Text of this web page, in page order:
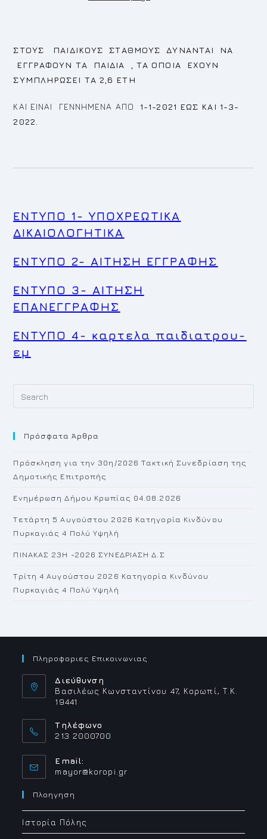
ΣΤΟΥΣ ΠΑΙΔΙΚΟΥΣ ΣΤΑΘΜΟΥΣ ΔΥΝΑΝΤΑΙ ΝΑ
ΕΓΓΡΑΦΟΥΝ ΤΑ ΠΑΙΔΙΑ , ΤΑ ΟΠΟΙΑ ΕΧΟΥΝ
ΣΥΜΠΛΗΡΩΣΕΙ ΤΑ 2,6 ΕΤΗ
ΚΑΙ ΕΙΝΑΙ ΓΕΝΝΗΜΕΝΑ ΑΠΟ
1-1-2021 ΕΩΣ ΚΑΙ 1-3-
2022.
ΕΝΤΥΠΟ 1- ΥΠΟΧΡΕΩΤΙΚΑ
ΔΙΚΑΙΟΛΟΓΗΤΙΚΑ
ENTYΠΟ 2- ΑΙΤΗΣΗ ΕΓΓΡΑΦΗΣ
ΕΝΤΥΠΟ 3- ΑΙΤΗΣΗ
ΕΠΑΝΕΓΓΡΑΦΗΣ
ΕΝΤΥΠΟ 4- καρτελα παιδιατρου-
εμ
Πρόσφατα Άρθρα
Πρόσκληση για την 30η/2026 Τακτική Συνεδρίαση της
Δημοτικής Επιτροπής
Ενημέρωση Δήμου Κρωπίας 04.08.2026
Τετάρτη 5 Αυγούστου 2026 Κατηγορία Κινδύνου
Πυρκαγιάς 4 Πολύ Υψηλή
ΠΙΝΑΚΑΣ 23H -2026 ΣΥΝΕΔΡΙΑΣΗ Δ.Σ
Τρίτη 4 Αυγούστου 2026 Κατηγορία Κινδύνου
Πυρκαγιάς 4 Πολύ Υψηλή
Πληροφοριες Επικοινωνιας
Διεύθυνση
Βασιλέως Κωνσταντίνου 47, Κορωπί, Τ.Κ.
19441
Τηλέφωνο
213 2000700
Email:
mayor@koropi.grOpens
Πλοηγηση
Ιστορία Πόλης